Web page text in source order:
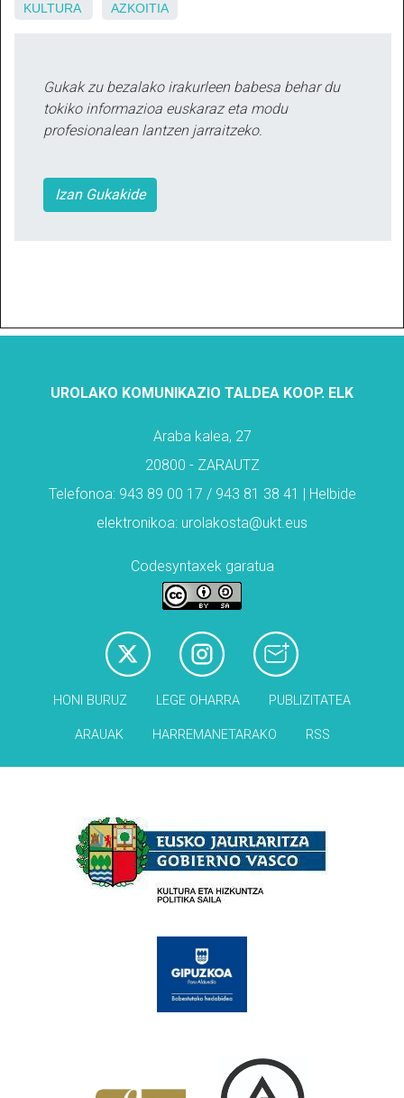
KULTURA AZKOITIA
Gukak zu bezalako irakurleen babesa behar du
tokiko informazioa euskaraz eta modu
profesionalean lantzen jarraitzeko.
Izan Gukakide
UROLAKO KOMUNIKAZIO TALDEA KOOP. ELK
Araba kalea, 27
20800 - ZARAUTZ
Telefonoa: 943 89 00 17 / 943 81 38 41 | Helbide
elektronikoa: urolakosta@ukt.eus
Codesyntaxek garatua
HONI BURUZ LEGE OHARRA PUBLIZITATEA
ARAUAK HARREMANETARAKO RSS